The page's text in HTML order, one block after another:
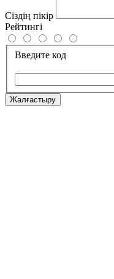
Сіздің пікір
Рейтингі
Введите код
Жалғастыру